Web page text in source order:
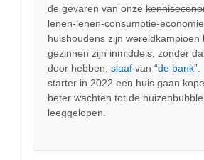
de gevaren van onze
lenen-lenen-consumptie-
huishoudens zijn wereldkampioen
gezinnen zijn inmiddels, zonder
door hebben, slaaf van “de bank”.
starter in 2022 een huis gaan
beter wachten tot de
leeggelopen.